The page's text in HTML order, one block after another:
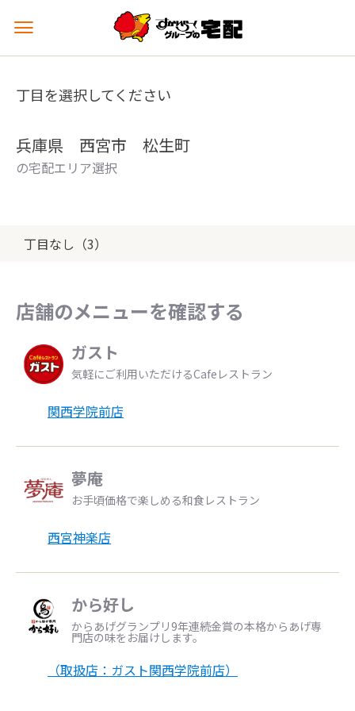
メ
ュ
を
丁目を選択してください
兵庫県 西宮市 松生町
の宅配エリア選択
丁目なし（3）
店舗のメニューを確認する
ガスト
気軽にご利用いただけるCafeレストラン
関西学院前店
夢庵
お手頃価格で楽しめる和食レストラン
西宮神楽店
から好し
からあげグランプリ9年連続金賞の本格からあげ専
門店の味をお届けします。
（取扱店：ガスト関西学院前店）